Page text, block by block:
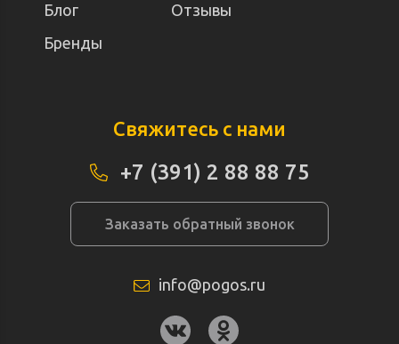
Блог
Отзывы
Бренды
Свяжитесь с нами
+7 (391) 2 88 88 75
Заказать обратный звонок
info@pogos.ru